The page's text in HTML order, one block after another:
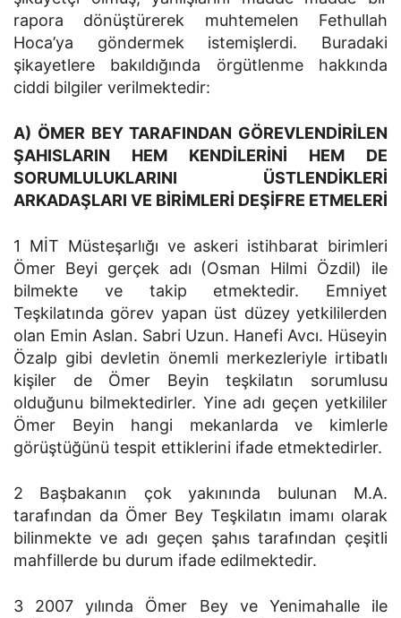
rapora dönüştürerek muhtemelen Fethullah
Hoca’ya göndermek istemişlerdi. Buradaki
şikayetlere bakıldığında örgütlenme hakkında
ciddi bilgiler verilmektedir:
A) ÖMER BEY TARAFINDAN GÖREVLENDİRİLEN
ŞAHISLARIN HEM KENDİLERİNİ HEM DE
SORUMLULUKLARINI ÜSTLENDİKLERİ
ARKADAŞLARI VE BİRİMLERİ DEŞİFRE ETMELERİ
1 MİT Müsteşarlığı ve askeri istihbarat birimleri
Ömer Beyi gerçek adı (Osman Hilmi Özdil) ile
bilmekte ve takip etmektedir. Emniyet
Teşkilatında görev yapan üst düzey yetkililerden
olan Emin Aslan. Sabri Uzun. Hanefi Avcı. Hüseyin
Özalp gibi devletin önemli merkezleriyle irtibatlı
kişiler de Ömer Beyin teşkilatın sorumlusu
olduğunu bilmektedirler. Yine adı geçen yetkililer
Ömer Beyin hangi mekanlarda ve kimlerle
görüştüğünü tespit ettiklerini ifade etmektedirler.
2 Başbakanın çok yakınında bulunan M.A.
tarafından da Ömer Bey Teşkilatın imamı olarak
bilinmekte ve adı geçen şahıs tarafından çeşitli
mahfillerde bu durum ifade edilmektedir.
3 2007 yılında Ömer Bey ve Yenimahalle ile